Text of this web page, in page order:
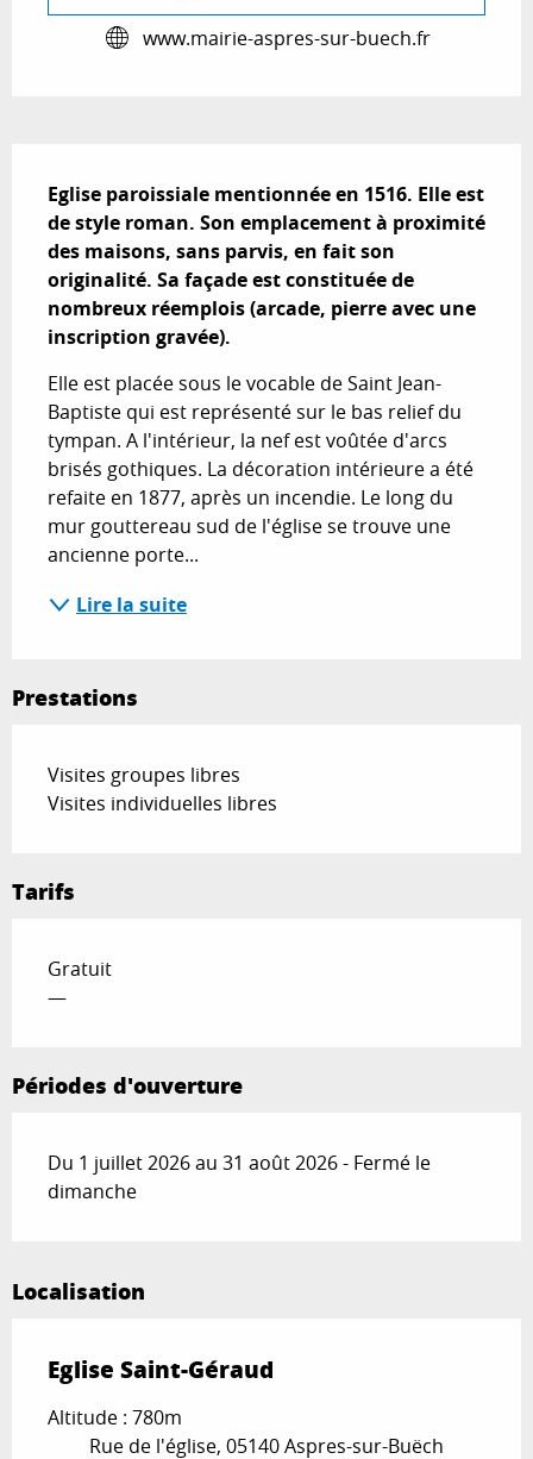
www.mairie-aspres-sur-buech.fr
Eglise paroissiale mentionnée en 1516. Elle est
de style roman. Son emplacement à proximité
des maisons, sans parvis, en fait son
originalité. Sa façade est constituée de
nombreux réemplois (arcade, pierre avec une
inscription gravée).
Elle est placée sous le vocable de Saint Jean-
Baptiste qui est représenté sur le bas relief du
tympan. A l'intérieur, la nef est voûtée d'arcs
brisés gothiques. La décoration intérieure a été
refaite en 1877, après un incendie. Le long du
mur gouttereau sud de l'église se trouve une
ancienne porte...
Lire la suite
Prestations
Visites groupes libres
Visites individuelles libres
Tarifs
Gratuit
—
Périodes d'ouverture
Du 1 juillet 2026 au 31 août 2026 - Fermé le
dimanche
Localisation
Eglise Saint-Géraud
Altitude : 780m
Rue de l'église, 05140 Aspres-sur-Buëch